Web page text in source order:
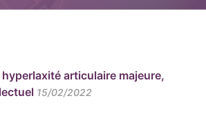
articulaire majeure,
15/02/2022